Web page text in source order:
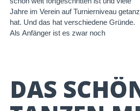
Jahre im Verein auf Turnierniveau
hat. Und das hat verschiedene Gründe.
Als Anfänger ist es zwar noch
DAS